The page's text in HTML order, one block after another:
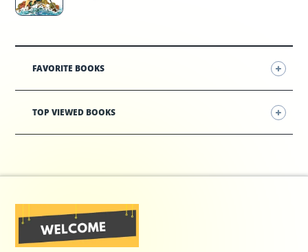
FAVORITE BOOKS
TOP VIEWED BOOKS